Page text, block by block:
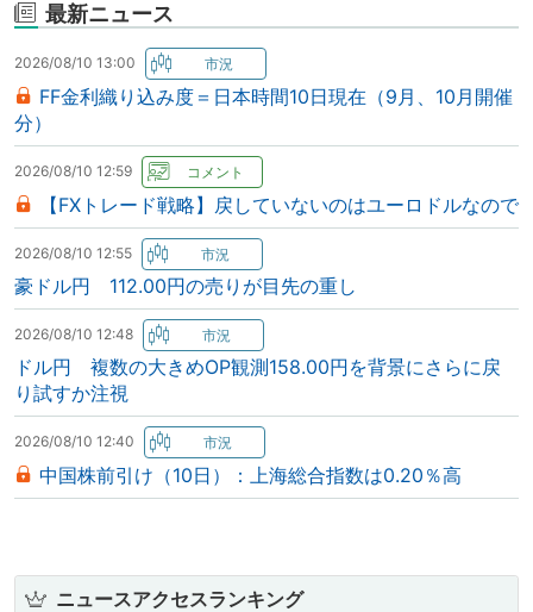
最新ニュース
2026/08/10 13:00
FF金利織り込み度＝日本時間10日現在（9月、10月開催
分）
2026/08/10 12:59
【FXトレード戦略】戻していないのはユーロドルなので
2026/08/10 12:55
豪ドル円 112.00円の売りが目先の重し
2026/08/10 12:48
ドル円 複数の大きめOP観測158.00円を背景にさらに戻
り試すか注視
2026/08/10 12:40
中国株前引け（10日）：上海総合指数は0.20％高
ニュースアクセスランキング